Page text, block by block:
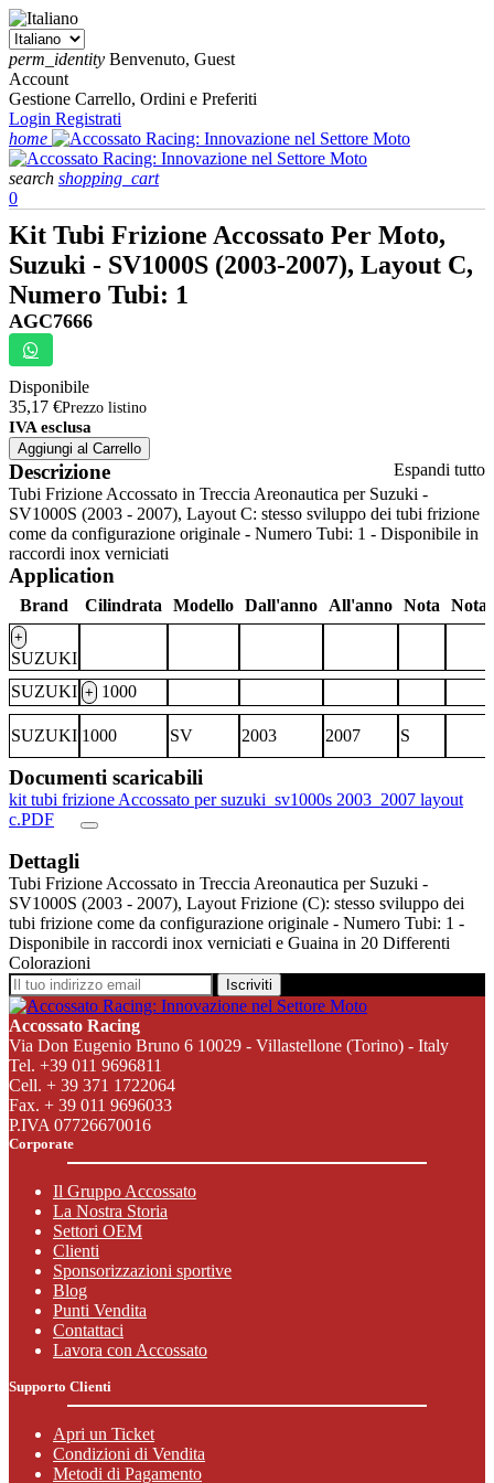
perm_identity Benvenuto, Guest
Account
Gestione Carrello, Ordini e Preferiti
Login Registrati
home
search shopping_cart
0
Kit Tubi Frizione Accossato Per Moto,
Suzuki - SV1000S (2003-2007), Layout C,
Numero Tubi: 1
AGC7666
Disponibile
35,17 €Prezzo listino
IVA esclusa
Aggiungi al Carrello
Espandi tutto
Descrizione
Tubi Frizione Accossato in Treccia Areonautica per Suzuki -
SV1000S (2003 - 2007), Layout C: stesso sviluppo dei tubi frizione
come da configurazione originale - Numero Tubi: 1 - Disponibile in
raccordi inox verniciati
Application
Brand Cilindrata Modello Dall'anno All'anno Nota Nota
+
SUZUKI
SUZUKI + 1000
SUZUKI 1000 SV 2003 2007 S
Documenti scaricabili
kit tubi frizione Accossato per suzuki_sv1000s 2003_2007 layout
c.PDF
Dettagli
Tubi Frizione Accossato in Treccia Areonautica per Suzuki -
SV1000S (2003 - 2007), Layout Frizione (C): stesso sviluppo dei
tubi frizione come da configurazione originale - Numero Tubi: 1 -
Disponibile in raccordi inox verniciati e Guaina in 20 Differenti
Colorazioni
Iscriviti
Accossato Racing
Via Don Eugenio Bruno 6 10029 - Villastellone (Torino) - Italy
Tel. +39 011 9696811
Cell. + 39 371 1722064
Fax. + 39 011 9696033
P.IVA 07726670016
Corporate
Il Gruppo Accossato
La Nostra Storia
Settori OEM
Clienti
Sponsorizzazioni sportive
Blog
Punti Vendita
Contattaci
Lavora con Accossato
Supporto Clienti
Apri un Ticket
Condizioni di Vendita
Metodi di Pagamento